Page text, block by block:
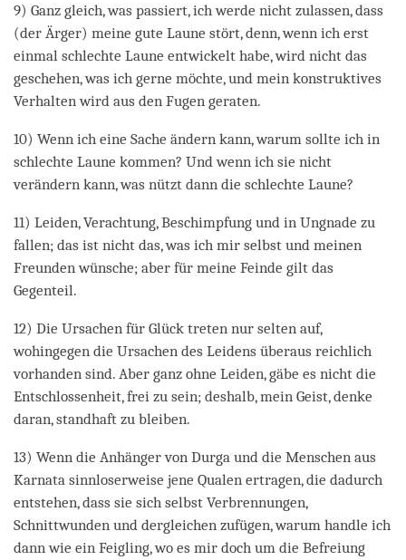
9) Ganz gleich, was passiert, ich werde nicht zulassen, dass
(der Ärger) meine gute Laune stört, denn, wenn ich erst
einmal schlechte Laune entwickelt habe, wird nicht das
geschehen, was ich gerne möchte, und mein konstruktives
Verhalten wird aus den Fugen geraten.
10) Wenn ich eine Sache ändern kann, warum sollte ich in
schlechte Laune kommen? Und wenn ich sie nicht
verändern kann, was nützt dann die schlechte Laune?
11) Leiden, Verachtung, Beschimpfung und in Ungnade zu
fallen; das ist nicht das, was ich mir selbst und meinen
Freunden wünsche; aber für meine Feinde gilt das
Gegenteil.
12) Die Ursachen für Glück treten nur selten auf,
wohingegen die Ursachen des Leidens überaus reichlich
vorhanden sind. Aber ganz ohne Leiden, gäbe es nicht die
Entschlossenheit, frei zu sein; deshalb, mein Geist, denke
daran, standhaft zu bleiben.
13) Wenn die Anhänger von Durga und die Menschen aus
Karnata sinnloserweise jene Qualen ertragen, die dadurch
entstehen, dass sie sich selbst Verbrennungen,
Schnittwunden und dergleichen zufügen, warum handle ich
dann wie ein Feigling, wo es mir doch um die Befreiung